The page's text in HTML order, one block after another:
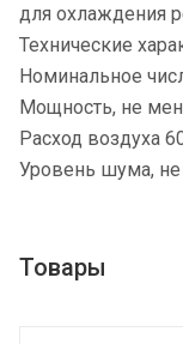
для охлаждения
Технические
Номинальное
Мощность, не
Расход воздуха
Уровень шума,
Товары